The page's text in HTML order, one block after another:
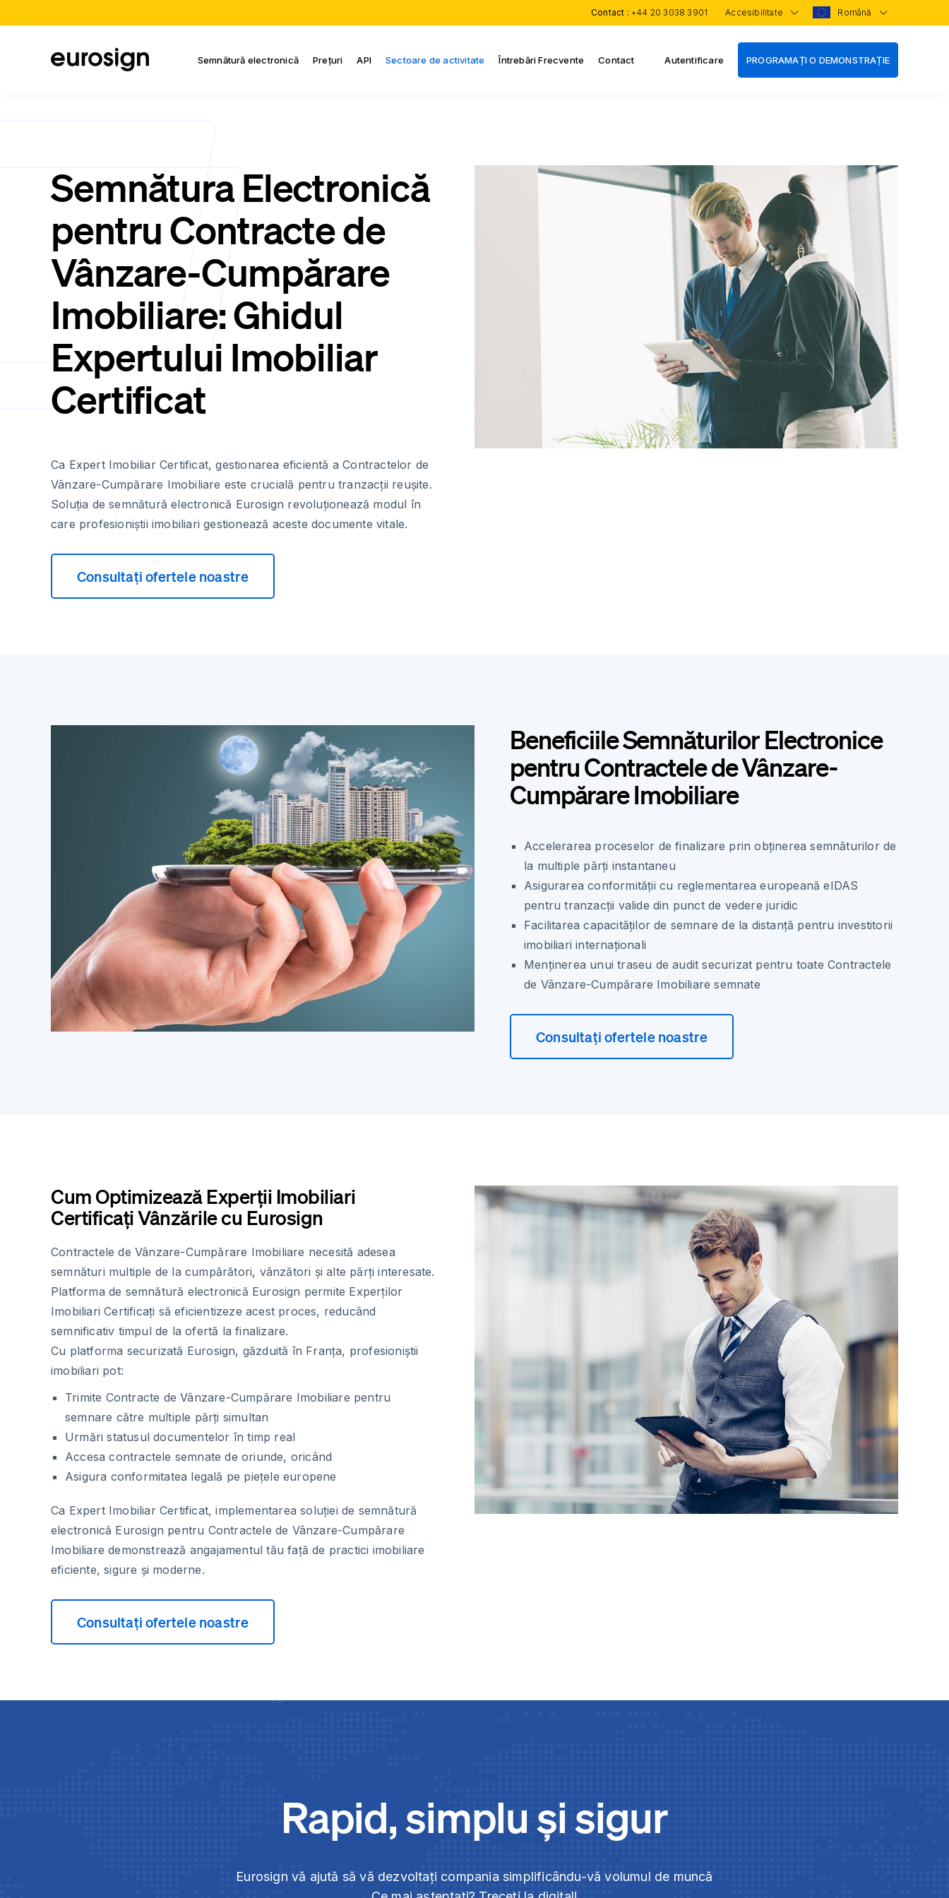
Contact : +44 20 3038 3901 Accesibilitate Română
Semnătură electronică Prețuri API Sectoare de activitate Întrebări Frecvente Contact Autentificare PROGRAMAȚI O DEMONSTRAȚIE
Semnătura Electronică
pentru Contracte de
Vânzare-Cumpărare
Imobiliare: Ghidul
Expertului Imobiliar
Certificat
Ca Expert Imobiliar Certificat, gestionarea eficientă a Contractelor de
Vânzare-Cumpărare Imobiliare este crucială pentru tranzacții reușite.
Soluția de semnătură electronică Eurosign revoluționează modul în
care profesioniștii imobiliari gestionează aceste documente vitale.
Consultați ofertele noastre
Beneficiile Semnăturilor Electronice
pentru Contractele de Vânzare-
Cumpărare Imobiliare
Accelerarea proceselor de finalizare prin obținerea semnăturilor de
la multiple părți instantaneu
Asigurarea conformității cu reglementarea europeană eIDAS
pentru tranzacții valide din punct de vedere juridic
Facilitarea capacităților de semnare de la distanță pentru investitorii
imobiliari internaționali
Menținerea unui traseu de audit securizat pentru toate Contractele
de Vânzare-Cumpărare Imobiliare semnate
Consultați ofertele noastre
Cum Optimizează Experții Imobiliari
Certificați Vânzările cu Eurosign
Contractele de Vânzare-Cumpărare Imobiliare necesită adesea
semnături multiple de la cumpărători, vânzători și alte părți interesate.
Platforma de semnătură electronică Eurosign permite Experților
Imobiliari Certificați să eficientizeze acest proces, reducând
semnificativ timpul de la ofertă la finalizare.
Cu platforma securizată Eurosign, găzduită în Franța, profesioniștii
imobiliari pot:
Trimite Contracte de Vânzare-Cumpărare Imobiliare pentru
semnare către multiple părți simultan
Urmări statusul documentelor în timp real
Accesa contractele semnate de oriunde, oricând
Asigura conformitatea legală pe piețele europene
Ca Expert Imobiliar Certificat, implementarea soluției de semnătură
electronică Eurosign pentru Contractele de Vânzare-Cumpărare
Imobiliare demonstrează angajamentul tău față de practici imobiliare
eficiente, sigure și moderne.
Consultați ofertele noastre
Rapid, simplu și sigur
Eurosign vă ajută să vă dezvoltați compania simplificându-vă volumul de muncă